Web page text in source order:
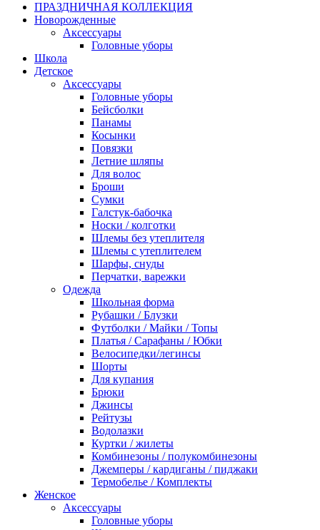
ПРАЗДНИЧНАЯ КОЛЛЕКЦИЯ
Новорожденные
Аксессуары
Головные уборы
Школа
Детское
Аксессуары
Головные уборы
Бейсболки
Панамы
Косынки
Повязки
Летние шляпы
Для волос
Броши
Сумки
Галстук-бабочка
Носки / колготки
Шлемы без утеплителя
Шлемы с утеплителем
Шарфы, снуды
Перчатки, варежки
Одежда
Школьная форма
Рубашки / Блузки
Футболки / Майки / Топы
Платья / Сарафаны / Юбки
Велосипедки/легинсы
Шорты
Для купания
Брюки
Джинсы
Рейтузы
Водолазки
Куртки / жилеты
Комбинезоны / полукомбинезоны
Джемперы / кардиганы / пиджаки
Термобелье / Комплекты
Женское
Аксессуары
Головные уборы